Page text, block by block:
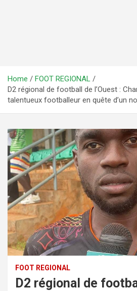
Home
FOOT REGIONAL
D2 régional de football de l’Ouest :
talentueux footballeur en quête d’un
FOOT REGIONAL
D2 régional de